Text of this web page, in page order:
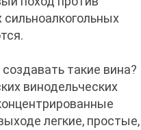
сильноалкогольных
такие вина?
винодельческих
легкие, простые,